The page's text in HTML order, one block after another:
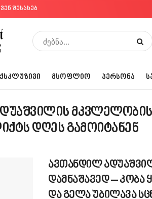
შესახებ
ᲛᲡᲝᲤᲚᲘᲝ ᲞᲔᲠᲡᲝᲜᲐ
მკვლელობის
დღეს გამოიტანენ
ავთანდილ
დამნაშავედ – კობა
და გელა უბილავა